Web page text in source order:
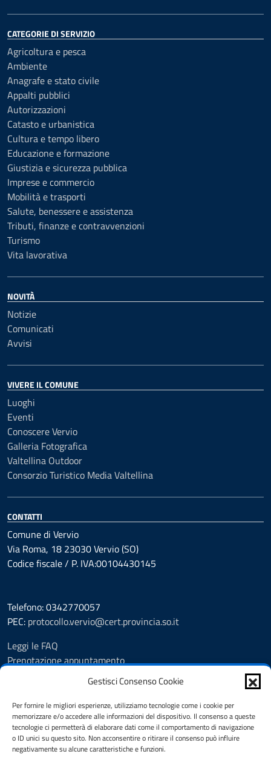
Gestisci Consenso Cookie
Per fornire le migliori esperienze, utilizziamo tecnologie come i cookie per
memorizzare e/o accedere alle informazioni del dispositivo. Il consenso a queste
tecnologie ci permetterà di elaborare dati come il comportamento di navigazione
o ID unici su questo sito. Non acconsentire o ritirare il consenso può influire
negativamente su alcune caratteristiche e funzioni.
CATEGORIE DI SERVIZIO
Agricoltura e pesca
Ambiente
Anagrafe e stato civile
Appalti pubblici
Autorizzazioni
Catasto e urbanistica
Cultura e tempo libero
Educazione e formazione
Giustizia e sicurezza pubblica
Imprese e commercio
Mobilità e trasporti
Salute, benessere e assistenza
Tributi, finanze e contravvenzioni
Turismo
Vita lavorativa
NOVITÀ
Notizie
Comunicati
Avvisi
VIVERE IL COMUNE
Luoghi
Eventi
Conoscere Vervio
Galleria Fotografica
Valtellina Outdoor
Consorzio Turistico Media Valtellina
CONTATTI
Comune di Vervio
Via Roma, 18 23030 Vervio (SO)
Codice fiscale / P. IVA:00104430145
Telefono: 0342770057
PEC: protocollo.vervio@cert.provincia.so.it
Leggi le FAQ
Prenotazione appuntamento
Segnalazione disservizio
Richiesta assistenza
Area riservata
Albo pretorio
Amministrazione trasparente